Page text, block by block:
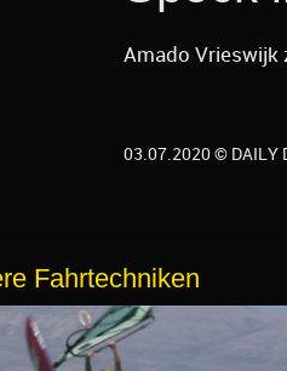
Amado Vrieswijk
03.07.2020 © DAILY
Fahrtechniken